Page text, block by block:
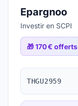
Epargnoo
Investir en SCPI
🎁170 € offerts
THGU2959